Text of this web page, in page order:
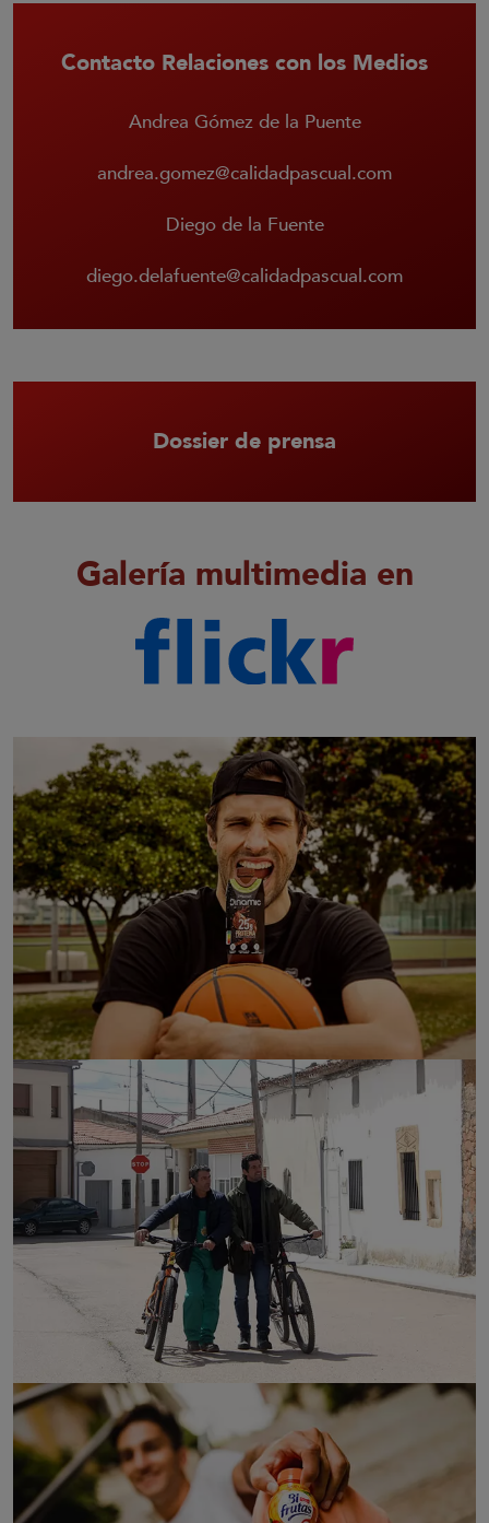
Contacto Relaciones con los Medios
Andrea Gómez de la Puente
andrea.gomez@calidadpascual.com
Diego de la Fuente
diego.delafuente@calidadpascual.com
Dossier de prensa
Galería multimedia en